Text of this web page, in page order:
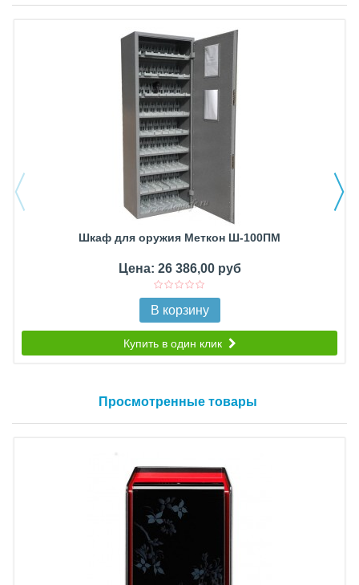
Шкаф для оружия Меткон Ш-100ПМ
Цена: 26 386,00 руб
В корзину
Купить в один клик
Просмотренные товары